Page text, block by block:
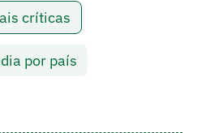
críticas
por país